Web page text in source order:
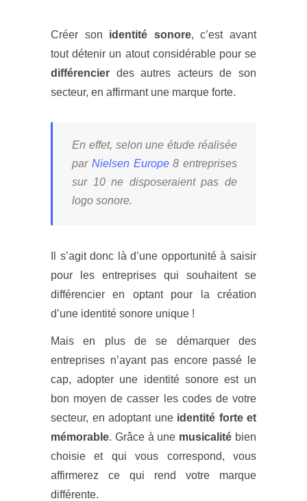
Créer son identité sonore, c’est avant
tout détenir un atout considérable pour se
différencier des autres acteurs de son
secteur, en affirmant une marque forte.
En effet, selon une étude réalisée
par Nielsen Europe 8 entreprises
sur 10 ne disposeraient pas de
logo sonore.
Il s’agit donc là d’une opportunité à saisir
pour les entreprises qui souhaitent se
différencier en optant pour la création
d’une identité sonore unique !
Mais en plus de se démarquer des
entreprises n’ayant pas encore passé le
cap, adopter une identité sonore est un
bon moyen de casser les codes de votre
secteur, en adoptant uneidentité forte et
mémorable. Grâce à une musicalité bien
choisie et qui vous correspond, vous
affirmerez ce qui rend votre marque
différente.